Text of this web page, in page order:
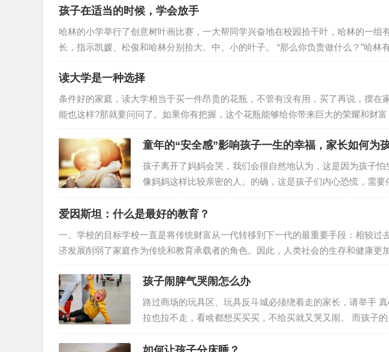
孩子在适当的时候，学会放手
哈林的小学举行了创意树叶画比赛，一大帮同学兴奋地在校园拾干叶，哈林的一组
长，指示凯媛、松俊和哈林分别拾大、中、小的叶子。 “那么你负责做什么？”哈林
先赶快做好，别管其它，反正我一定是做策划，想想构图，做做准备，功夫可多呢
了。 哈林弯着腰，在矮树丛旁边找了一会，之前一些掉下来的干叶似乎已给别的同
在一旁的树荫下休息，心想，大概别的组员已拾够了…
读大学是一种选择
条件好的家庭，读大学相当于买一件昂贵的花瓶，不管有没有用，买了再说，摆在
能也这样?那就要问问了。如果你有把握，这个花瓶能够给你带来巨大的荣耀和财
万，你就要掂量掂量了。前面说过了，读大学成本是10w，晚四年上班送快递，损
阳底下敲钉子挣来的，是你妈在工地厨房忙四年的结果，你怎么办?在宿舍里睡懒
985，我们已经走完了一个完整的流程，也看明白了。如果一个东西，可以无穷无尽
童年的“安全感”影响孩子一生的幸福，家长如何为
孩子离开了妈妈会哭，我们会很自然地认为，这是因为孩子
像妈妈这样比较亲密的人。的确，这是孩子们内心恐慌，需
情绪里，孩子一部分来自于安全感的匮乏。台剧《想见你》
个故事中，陈韵如是一个有原生家庭创伤的女儿，她的母亲重
她自己，也是对弟弟迁就、牺牲的“物品”之一。陈韵如是一个
机自己走在路上，看起来很孤独又很自如，可是那份拒绝让人
爱因斯坦：什么是最好的教育？
一、学校的目标学校一直是将传统财富从一代转移到下一代的最重要手段：相较过
济发展削弱了家庭作为传统和教育承载者的角色。因此，人类社会的生存和健康更
看成仅仅是一种工具，靠它将一定数量的知识传递给成长中的下一代。事实并不是
为活人服务。它旨在培养年轻人对社会繁荣有价值的品质和能力。但这并不意味着
中不情愿的工具，就像蜜蜂或蚂蚁那样。因为一个由没有个人独特性和个人目标的
孩子闹脾气哭闹怎么办
路过商场的玩具区、玩具反斗城必须绕着走的家长，请举手
拉也拉不走，看啥都想买买买，不给买就又哭又闹。 而孩子
持原则不给买，孩子可能要哭闹很久，还会引发围观，又担
话，以后在遇到这种情况孩子可能会变本加厉，遇到这种情况